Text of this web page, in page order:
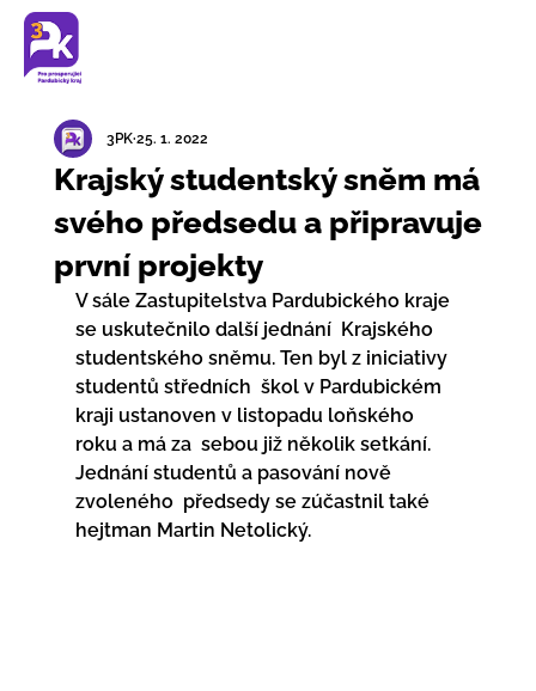
Krajský studentský sněm má
svého předsedu a připravuje
první projekty
3PK 25. 1. 2022
V sále Zastupitelstva Pardubického kraje
se uskutečnilo další jednání  Krajského
studentského sněmu. Ten byl z iniciativy
studentů středních  škol v Pardubickém
kraji ustanoven v listopadu loňského
roku a má za  sebou již několik setkání.
Jednání studentů a pasování nově
zvoleného  předsedy se zúčastnil také
hejtman Martin Netolický.